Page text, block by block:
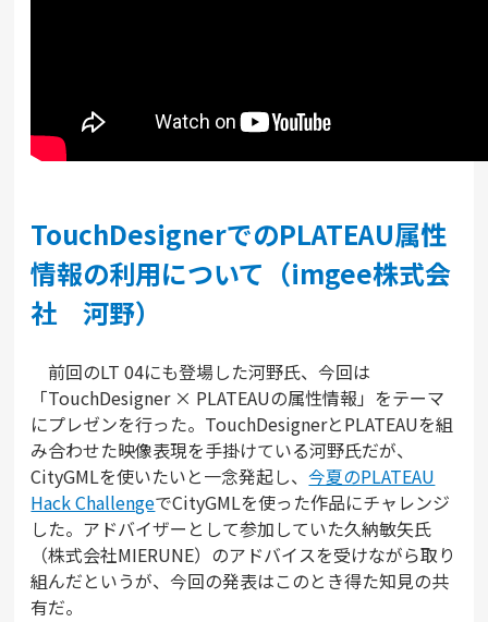
TouchDesignerでのPLATEAU属性
情報の利用について（imgee株式会
社 河野）
前回のLT 04にも登場した河野氏、今回は
「TouchDesigner × PLATEAUの属性情報」をテーマ
にプレゼンを行った。TouchDesignerとPLATEAUを組
み合わせた映像表現を手掛けている河野氏だが、
CityGMLを使いたいと一念発起し、今夏のPLATEAU
Hack ChallengeでCityGMLを使った作品にチャレンジ
した。アドバイザーとして参加していた久納敏矢氏
（株式会社MIERUNE）のアドバイスを受けながら取り
組んだというが、今回の発表はこのとき得た知見の共
有だ。